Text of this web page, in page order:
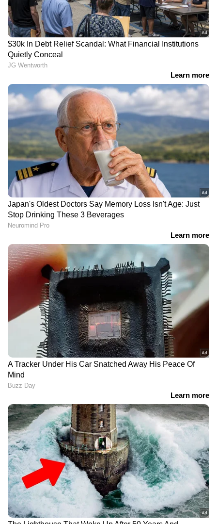
ഭാര്യ മകനൊപ്പം
വിദേശത്ത്, വീട്ടില്‍
ഒറ്റയ്ക്കായിരുന്ന 67
കാരനെ തിരഞ്ഞത് 3
ദിവസം, ഒടുവിൽ വീട്ടിലെ
തിരുവനന്തപുരം
റെയിൽവെ സ്റ്റേഷനിൽ
പൈലിങ് യന്ത്രം
ഗതാഗതം നിർത്തിവച്ചു
LATEST VIDEOS
തപ്പിയത് ഹെൽമറ്റ് കള്ളനെ;
കിട്ടിയത് ബൈക്ക് മോഷ്ടാവിനെ
മണിക്കൂറിൽ ആറായിരം
വാഹനങ്ങൾ; ദുബായ് അൽ
കുദ്രയിലെ പാലം തുറന്നു